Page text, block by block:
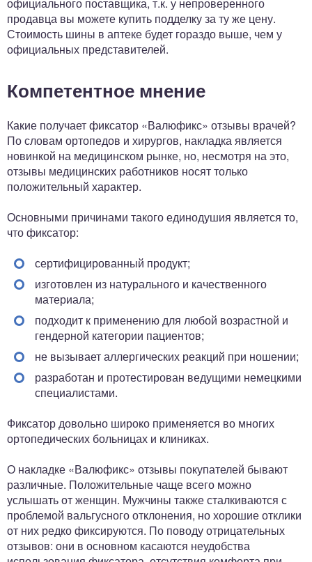
продавца вы можете купить подделку за ту же цену.
Стоимость шины в аптеке будет гораздо выше, чем у
официальных представителей.
Компетентное мнение
Какие получает фиксатор «Валюфикс» отзывы врачей?
По словам ортопедов и хирургов, накладка является
новинкой на медицинском рынке, но, несмотря на это,
отзывы медицинских работников носят только
положительный характер.
Основными причинами такого единодушия является то,
что фиксатор:
сертифицированный продукт;
изготовлен из натурального и качественного
материала;
подходит к применению для любой возрастной и
гендерной категории пациентов;
не вызывает аллергических реакций при ношении;
разработан и протестирован ведущими немецкими
специалистами.
Фиксатор довольно широко применяется во многих
ортопедических больницах и клиниках.
О накладке «Валюфикс» отзывы покупателей бывают
различные. Положительные чаще всего можно
услышать от женщин. Мужчины также сталкиваются с
проблемой вальгусного отклонения, но хорошие отклики
от них редко фиксируются. По поводу отрицательных
отзывов: они в основном касаются неудобства